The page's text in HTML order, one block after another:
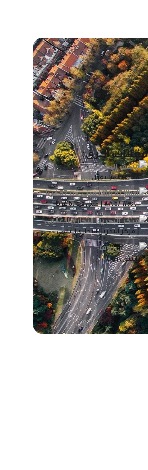
مقالات أخرى:
متحف المستقبل
VIΛ 57 West | مبنى فيا 57 غرباً
مركز البحرين التجاري العالمي
بانثيون روما